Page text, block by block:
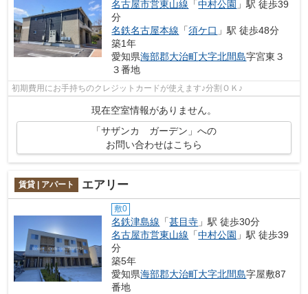
名古屋市営東山線 「中村公園 」駅 徒歩39
分
名鉄名古屋本線 「須ケ口 」駅 徒歩48分
築1年
愛知県海部郡大治町大字北間島字宮東３
３番地
初期費用にお手持ちのクレジットカードが使えます♪分割ＯＫ♪
現在空室情報がありません。
「サザンカ ガーデン」への
お問い合わせはこちら
賃貸 | アパート エアリー
敷0
名鉄津島線 「甚目寺 」駅 徒歩30分
名古屋市営東山線 「中村公園 」駅 徒歩39
分
築5年
愛知県海部郡大治町大字北間島字屋敷87
番地